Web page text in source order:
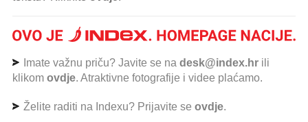
Imate važnu priču? Javite se na desk@index.hr ili
klikom ovdje. Atraktivne fotografije i videe plaćamo.
Želite raditi na Indexu? Prijavite se ovdje.